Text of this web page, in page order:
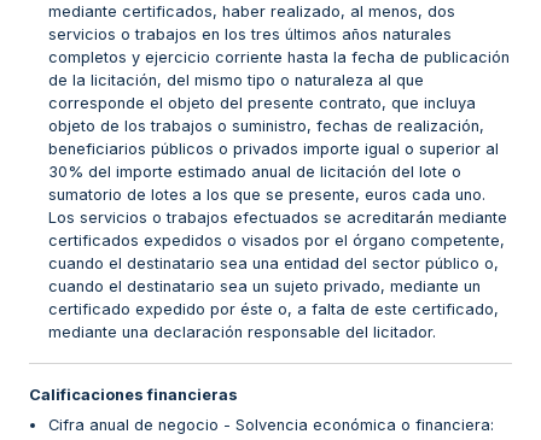
mediante certificados, haber realizado, al menos, dos
servicios o trabajos en los tres últimos años naturales
completos y ejercicio corriente hasta la fecha de publicación
de la licitación, del mismo tipo o naturaleza al que
corresponde el objeto del presente contrato, que incluya
objeto de los trabajos o suministro, fechas de realización,
beneficiarios públicos o privados importe igual o superior al
30% del importe estimado anual de licitación del lote o
sumatorio de lotes a los que se presente, euros cada uno.
Los servicios o trabajos efectuados se acreditarán mediante
certificados expedidos o visados por el órgano competente,
cuando el destinatario sea una entidad del sector público o,
cuando el destinatario sea un sujeto privado, mediante un
certificado expedido por éste o, a falta de este certificado,
mediante una declaración responsable del licitador.
Calificaciones financieras
Cifra anual de negocio - Solvencia económica o financiera: